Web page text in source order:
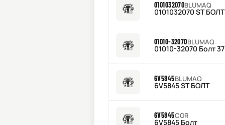
0101032070BLUMAQ
0101032070 ST БОЛТ
01010-32070BLUMAQ
01010-32070 Болт
6V5845BLUMAQ
6V5845 ST БОЛТ
6V5845CGR
6V5845 Болт